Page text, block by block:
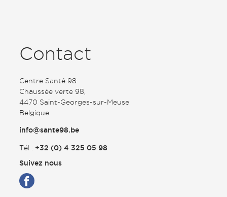
Contact
Centre Santé 98
Chaussée verte 98,
4470 Saint-Georges-sur-Meuse
Belgique
info@sante98.be
Tél : +32 (0) 4 325 05 98
Suivez nous